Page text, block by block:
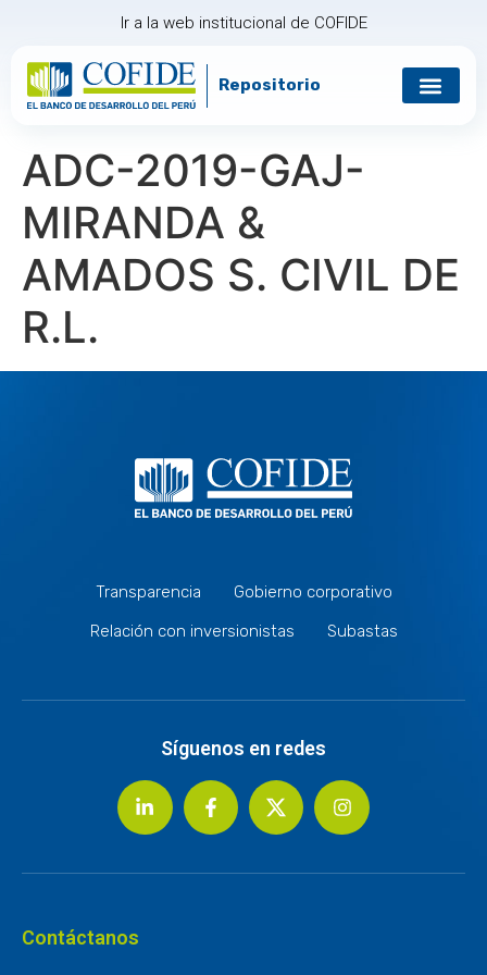
Ir a la web institucional de COFIDE
Repositorio
ADC-2019-GAJ-
MIRANDA &
AMADOS S. CIVIL DE
R.L.
Transparencia
Gobierno corporativo
Relación con inversionistas
Subastas
Síguenos en redes
Contáctanos